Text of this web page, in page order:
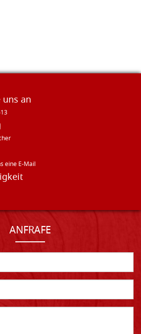
uns an
eine E-Mail
ANFRAFE